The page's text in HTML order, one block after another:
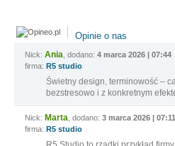
Opinie o nas
Nick: Ania , dodano: 4 marca 2026 | 07:44
firma: R5 studio
Świetny design, terminowość –
bezstresowo i z konkretnym
Nick: Marta , dodano: 3 marca 2026 | 07:11
firma: R5 studio